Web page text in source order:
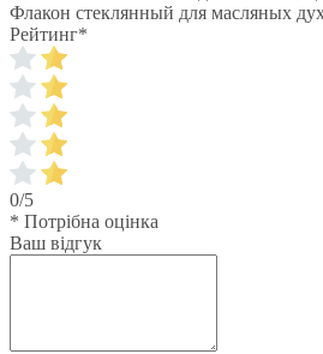
Флакон стеклянный для масляных
Рейтинг*
0/5
* Потрібна оцінка
Ваш відгук